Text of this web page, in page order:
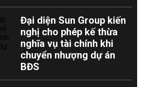
Đại diện Sun Group kiến
nghị cho phép kế thừa
nghĩa vụ tài chính khi
chuyển nhượng dự án
BĐS